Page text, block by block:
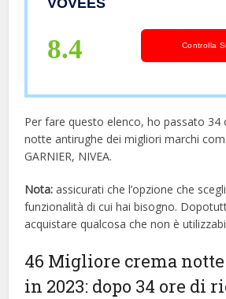
VOVEES
8.4 Controlla
Per fare questo elenco, ho passato 34
notte antirughe dei migliori marchi
GARNIER, NIVEA.
Nota: assicurati che l’opzione che
funzionalità di cui hai bisogno.
acquistare qualcosa che non è
46 Migliore crema
in 2023: dopo 34 ore di